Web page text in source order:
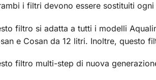
i filtri devono essere sostituiti
filtro si adatta a tutti i modelli
e Cosan da 12 litri. Inoltre, questo
filtro multi-step di nuova